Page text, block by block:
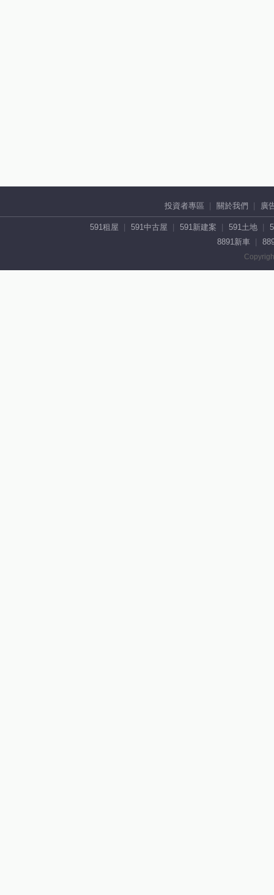
投資者專區 關於我們 廣
591租屋 591中古屋 591新建案 591土地
8891新車